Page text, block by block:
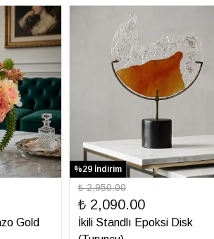
Gold
%29 İndirim
₺ 2,950.00
₺ 2,090.00
İkili Standlı Epoksi Disk